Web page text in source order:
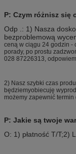
P: Czym różnisz się
Odp .: 1) Nasza
bezproblemową
ceną w ciągu 24 godzin -
porady, po prostu
028 87226313,
2) Nasz szybki czas
będziemyobiecuję
możemy zapewnić
P: Jakie są twoje
O: 1) płatność T/T;2)